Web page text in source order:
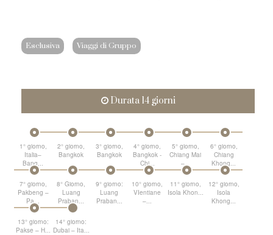
Esclusiva Viaggi di Gruppo
Durata 14 giorni
1° giorno,
Italia–
Bang...
2° giorno,
Bangkok
3° giorno,
Bangkok
4° giorno,
Bangkok -
Chi...
5° giorno,
Chiang Mai
–...
6° giorno,
Chiang
Khong...
7° giorno,
Pakbeng –
Pa...
8° Giorno,
Luang
Praban...
9° giorno:
Luang
Praban...
10° giorno,
VIentiane
–...
11° giorno,
Isola Khon...
12° giorno,
Isola
Khong...
13° giorno:
Pakse – H...
14° giorno:
Dubai – Ita...